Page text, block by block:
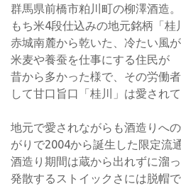
群馬県前橋市粕川町の柳澤酒造。
もち米4段仕込みの地元銘柄「桂
赤城南麓から乾いた、冷たい風
米麦や養蚕を仕事にする住民が
昔から多かった様で、その労働
して甘口旨口「桂川」は愛されて
地元で愛されながらも酒造りへ
がりで2004から誕生した限定流
酒造り期間は蔵から出れずに溜
発散するストイックさには脱帽